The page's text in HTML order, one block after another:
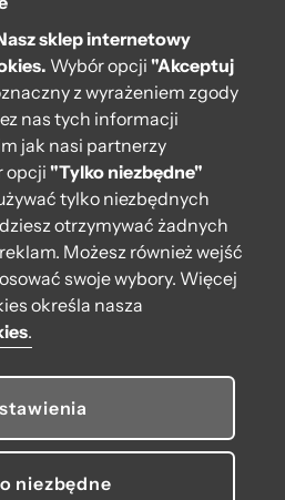
prawa zastrzeżone.
sklep internetowy
Wybór opcji "Akceptuj
z wyrażeniem zgody
nas tych informacji
jak nasi partnerzy
opcji "Tylko niezbędne"
tylko niezbędnych
otrzymywać żadnych
Możesz również wejść
swoje wybory. Więcej
określa nasza
.
niezbędne